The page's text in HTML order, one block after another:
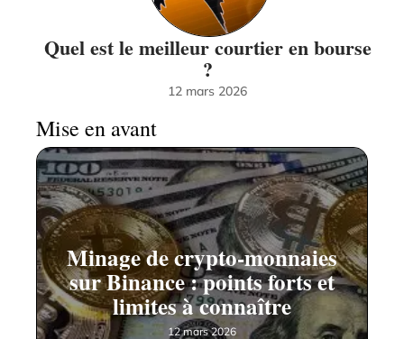
Quel est le meilleur courtier en bourse
?
12 mars 2026
Mise en avant
Minage de crypto-monnaies
sur Binance : points forts et
limites à connaître
12 mars 2026